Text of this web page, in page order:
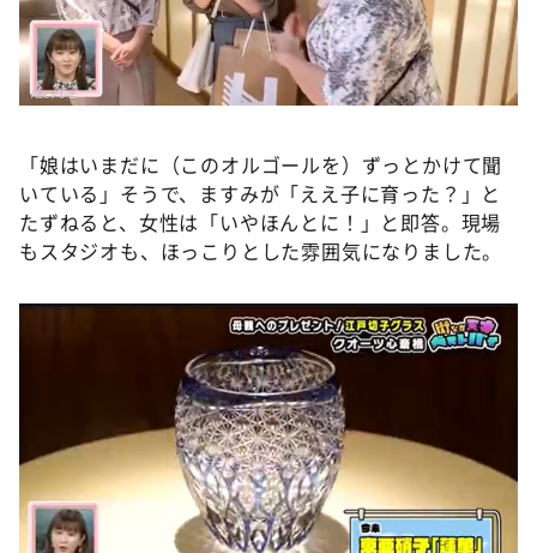
「娘はいまだに（このオルゴールを）ずっとかけて聞
いている」そうで、ますみが「ええ子に育った？」と
たずねると、女性は「いやほんとに！」と即答。現場
もスタジオも、ほっこりとした雰囲気になりました。